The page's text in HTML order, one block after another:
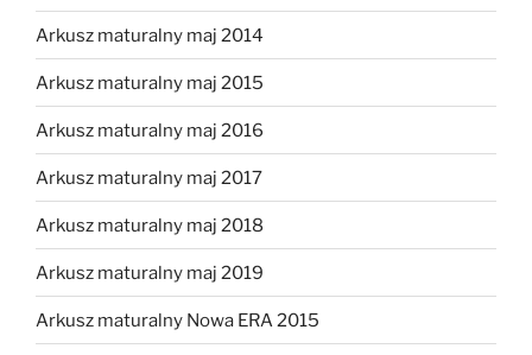
Arkusz maturalny maj 2014
Arkusz maturalny maj 2015
Arkusz maturalny maj 2016
Arkusz maturalny maj 2017
Arkusz maturalny maj 2018
Arkusz maturalny maj 2019
Arkusz maturalny Nowa ERA 2015